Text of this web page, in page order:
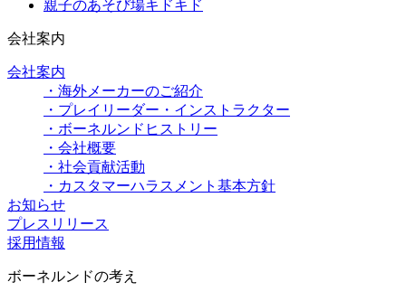
親子のあそび場キドキド
会社案内
会社案内
・海外メーカーのご紹介
・プレイリーダー・インストラクター
・ボーネルンドヒストリー
・会社概要
・社会貢献活動
・カスタマーハラスメント基本方針
お知らせ
プレスリリース
採用情報
ボーネルンドの考え